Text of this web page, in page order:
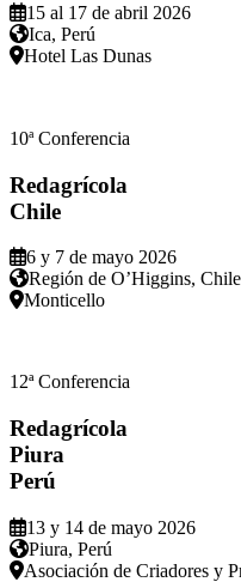
15 al 17 de abril 2026
Ica, Perú
Hotel Las Dunas
10aConferencia
Redagrícola
Chile
6 y 7 de mayo 2026
Región de O’Higgins, Chile
Monticello
12ª Conferencia
Redagrícola
Piura
Perú
13 y 14 de mayo 2026
Piura, Perú
Asociación de Criadores y